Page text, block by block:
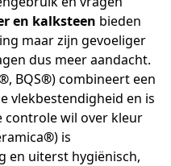
en kalksteen bieden
maar zijn gevoeliger
dus meer aandacht.
, BQS®) combineert een
vlekbestendigheid en is
controle wil over kleur
®) is
en uiterst hygiënisch,